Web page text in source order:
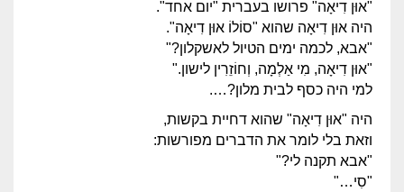
"אוּן דִיאָה" פרושו בעברית "יום אחד".
היה אוּן דִיאָה שהוא "סוֹלוֹ אוּן דִיאָה".
"אבא, לכמה ימים הטיול לאשקלון?"
"אוּן דִיאָה, מִי אַלְמָה, וְחוֹזֵרִין לישון."
למי היה כסף לבית מלון?….
היה "אוּן דִיאָה" שהוא דחיית בקשות,
וזאת בלי לומר את הדברים מפורשות:
"אבא תקנה לי?"
"סִי…"